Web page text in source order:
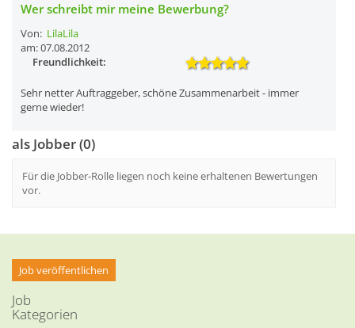
Wer schreibt mir meine Bewerbung?
Von: LilaLila
am: 07.08.2012
Freundlichkeit:
Sehr netter Auftraggeber, schöne Zusammenarbeit - immer
gerne wieder!
als Jobber (0)
Für die Jobber-Rolle liegen noch keine erhaltenen Bewertungen
vor.
Job veröffentlichen
Job
Kategorien